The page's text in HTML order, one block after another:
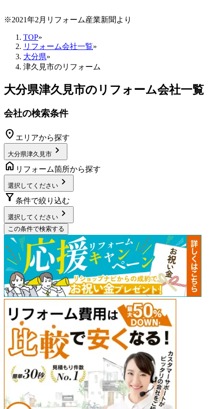
※2021年2月リフォーム産業新聞より
TOP»
リフォーム会社一覧»
大分県»
津久見市のリフォーム
大分県津久見市のリフォーム会社一覧
会社の検索条件
location_on エリアから探す
大分県津久見市 chevron_right
home リフォーム箇所から探す
選択してください chevron_right
filter_alt 条件で絞り込む
選択してください chevron_right
この条件で検索する